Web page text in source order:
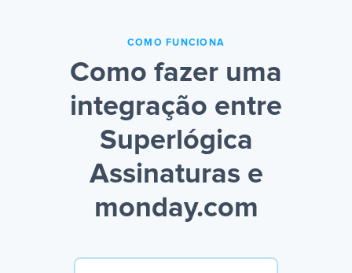
COMO FUNCIONA
Como fazer uma
integração entre
Superlógica
Assinaturas e
monday.com